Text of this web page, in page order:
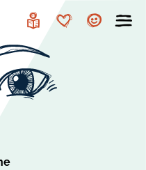
Leichte
MerkzettelAccount